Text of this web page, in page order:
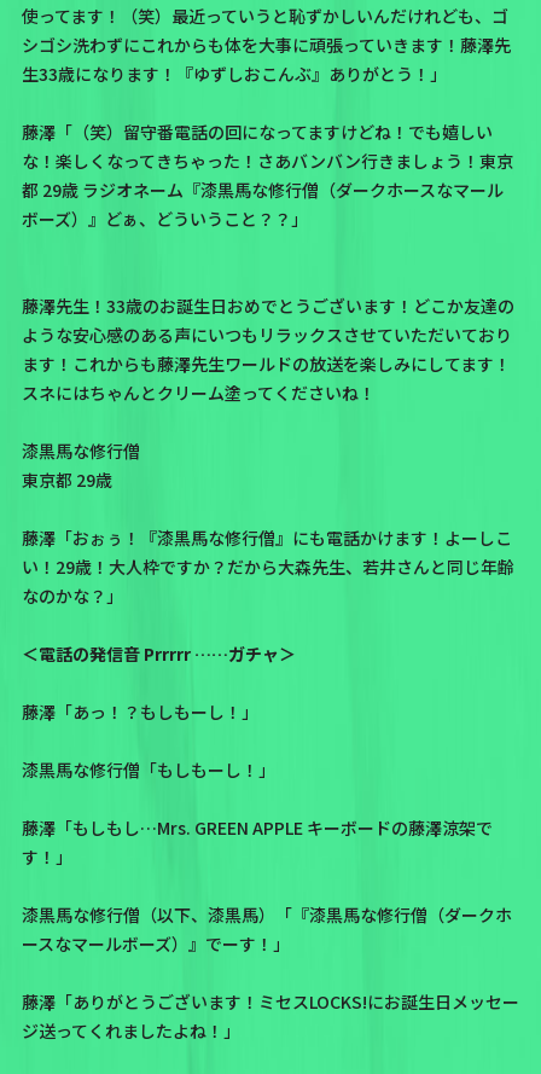
使ってます！（笑）最近っていうと恥ずかしいんだけれども、ゴ
シゴシ洗わずにこれからも体を大事に頑張っていきます！藤澤先
生33歳になります！『ゆずしおこんぶ』ありがとう！」
藤澤「（笑）留守番電話の回になってますけどね！でも嬉しい
な！楽しくなってきちゃった！さあバンバン行きましょう！東京
都 29歳 ラジオネーム『漆黒馬な修行僧（ダークホースなマール
ボーズ）』どぁ、どういうこと？？」
藤澤先生！33歳のお誕生日おめでとうございます！どこか友達の
ような安心感のある声にいつもリラックスさせていただいており
ます！これからも藤澤先生ワールドの放送を楽しみにしてます！
スネにはちゃんとクリーム塗ってくださいね！
漆黒馬な修行僧
東京都 29歳
藤澤「おぉぅ！『漆黒馬な修行僧』にも電話かけます！よーしこ
い！29歳！大人枠ですか？だから大森先生、若井さんと同じ年齢
なのかな？」
＜電話の発信音 Prrrrr ……ガチャ＞
藤澤「あっ！？もしもーし！」
漆黒馬な修行僧「もしもーし！」
藤澤「もしもし…Mrs. GREEN APPLE キーボードの藤澤涼架で
す！」
漆黒馬な修行僧（以下、漆黒馬）「『漆黒馬な修行僧（ダークホ
ースなマールボーズ）』でーす！」
藤澤「ありがとうございます！ミセスLOCKS!にお誕生日メッセー
ジ送ってくれましたよね！」